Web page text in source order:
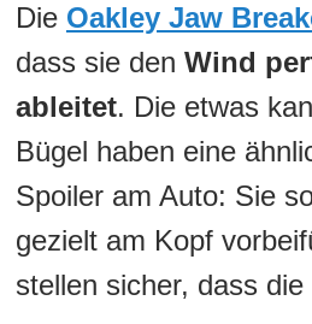
Die Oakley Jaw
dass sie den Wind
ableitet. Die etwas
Bügel haben eine
Spoiler am Auto: Sie
gezielt am Kopf
stellen sicher, dass die